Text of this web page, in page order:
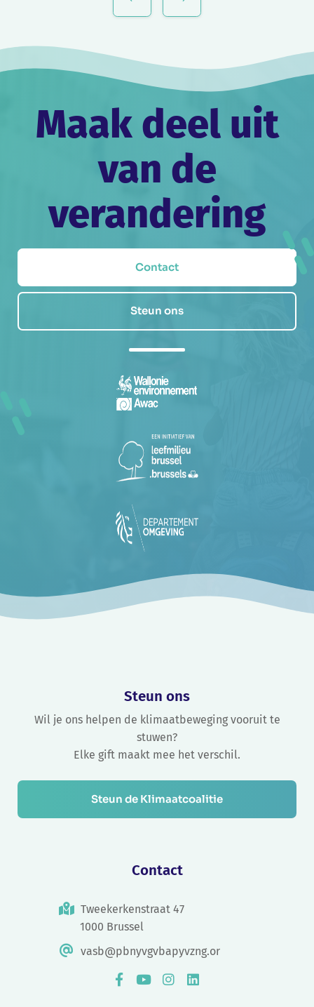
Maak deel uit
van de
verandering
Contact
Steun ons
Steun ons
Wil je ons helpen de klimaatbeweging vooruit te
stuwen?
Elke gift maakt mee het verschil.
Steun de Klimaatcoalitie
Contact
Tweekerkenstraat 47
1000 Brussel
vasb@pbnyvgvbapyvzng.or